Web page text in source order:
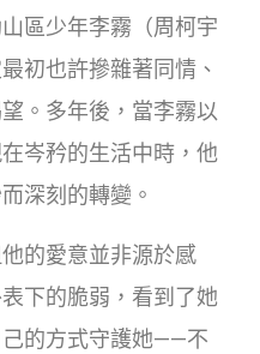
區少年李霧（周柯宇
初也許摻雜著同情、
。多年後，當李霧以
岑矜的生活中時，他
深刻的轉變。
的愛意並非源於感
下的脆弱，看到了她
的方式守護她——不